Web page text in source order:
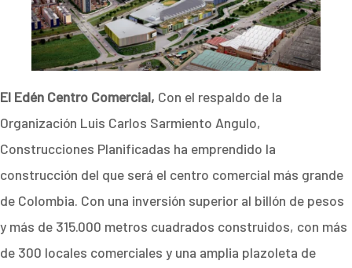
El Edén Centro Comercial, Con el respaldo de la
Organización Luis Carlos Sarmiento Angulo,
Construcciones Planificadas ha emprendido la
construcción del que será el centro comercial más grande
de Colombia. Con una inversión superior al billón de pesos
y más de 315.000 metros cuadrados construidos, con más
de 300 locales comerciales y una amplia plazoleta de